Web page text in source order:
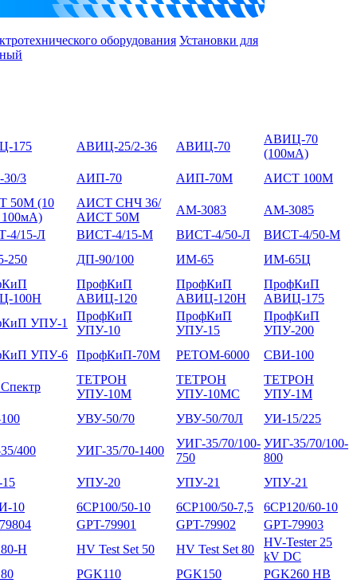
оборудования Установки для
175 АВИЦ-25/2-36 АВИЦ-70
АВИЦ-70
(100мА)
3
АИП-70 АИП-70М
АИСТ 100М
50М (10
АИСТ СНЧ 36/
АИСТ 50М
АМ-3083
АМ-3085
4/15-Л
ВИСТ-4/15-М ВИСТ-4/50-Л
ВИСТ-4/50-М
250
ДП-90/100 ИМ-65
ИМ-65Ц
100Н
ПрофКиП
АВИЦ-120
ПрофКиП
АВИЦ-120Н
ПрофКиП
АВИЦ-175
УПУ-1
ПрофКиП
УПУ-10
ПрофКиП
УПУ-15
ПрофКиП
УПУ-200
УПУ-6
ПрофКиП-70М РЕТОМ-6000 СВИ-100
ТЕТРОН
УПУ-10М
ТЕТРОН
УПУ-10МС
ТЕТРОН
УПУ-1М
УВУ-50/70 УВУ-50/70Л УИ-15/225
400 УИГ-35/70-1400
УИГ-35/70/100-
750
УИГ-35/70/100-
800
УПУ-20 УПУ-21
УПУ-21
10
6CP100/50-10 6CP100/50-7,5
6CP120/60-10
GPT-79901 GPT-79902
GPT-79903
H
HV Test Set 50 HV Test Set 80
HV-Tester 25
kV DC
PGK110 PGK150 PGK260 HB